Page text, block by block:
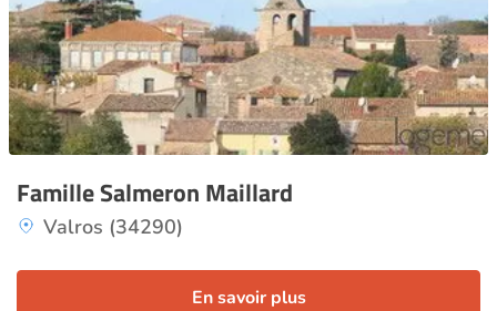
Famille Salmeron Maillard
Valros (34290)
En savoir plus